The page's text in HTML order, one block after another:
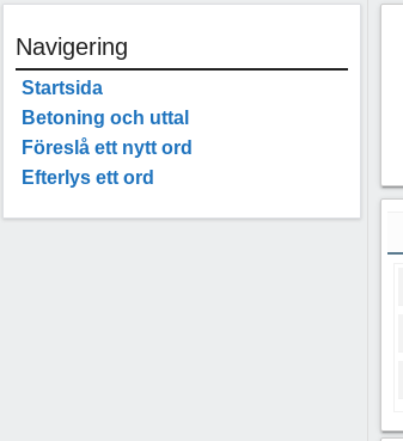
Navigering
Startsida
Betoning och uttal
Föreslå ett nytt ord
Efterlys ett ord